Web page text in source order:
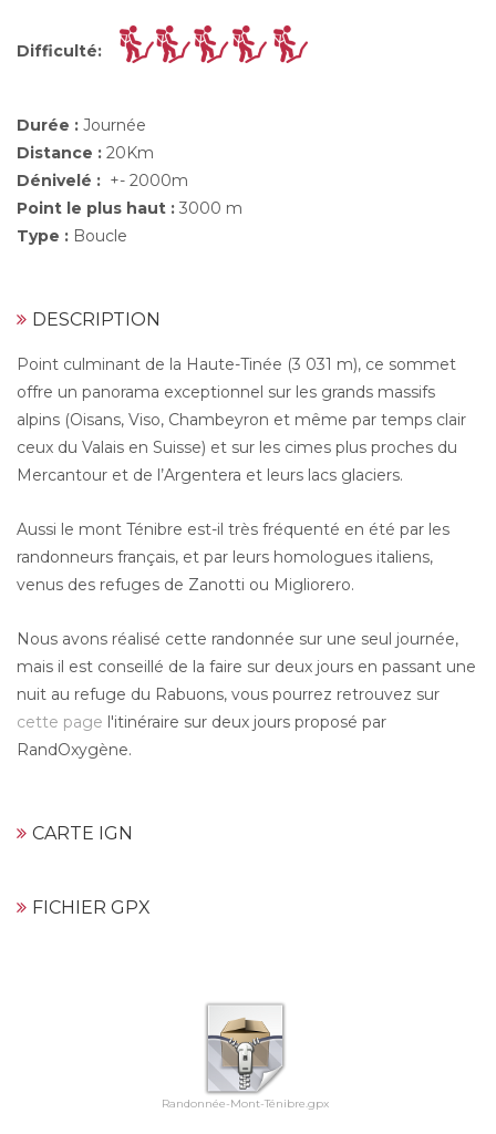
Difficulté:
Durée : Journée
Distance : 20Km
Dénivelé : +- 2000m
Point le plus haut : 3000 m
Type : Boucle
DESCRIPTION
Point culminant de la Haute-Tinée (3 031 m), ce sommet
offre un panorama exceptionnel sur les grands massifs
alpins (Oisans, Viso, Chambeyron et même par temps clair
ceux du Valais en Suisse) et sur les cimes plus proches du
Mercantour et de l’Argentera et leurs lacs glaciers.
Aussi le mont Ténibre est-il très fréquenté en été par les
randonneurs français, et par leurs homologues italiens,
venus des refuges de Zanotti ou Migliorero.
Nous avons réalisé cette randonnée sur une seul journée,
mais il est conseillé de la faire sur deux jours en passant une
nuit au refuge du Rabuons, vous pourrez retrouvez sur
cette page l'itinéraire sur deux jours proposé par
RandOxygène.
CARTE IGN
FICHIER GPX
Randonnée-Mont-Ténibre.gpx